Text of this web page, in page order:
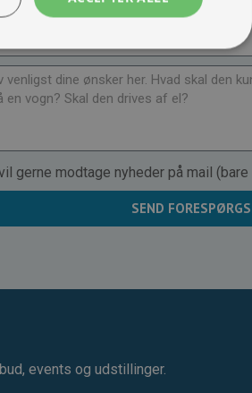
gerne modtage nyheder på mail
SEND
events og udstillinger.